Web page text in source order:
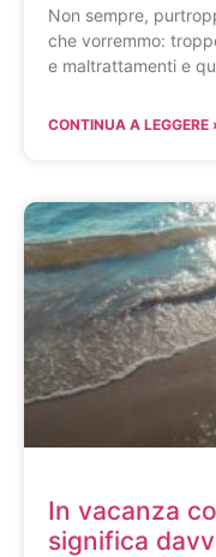
Non sempre,
che vorremmo:
e maltrattamenti e
CONTINUA A LEGGERE
In vacanza
significa